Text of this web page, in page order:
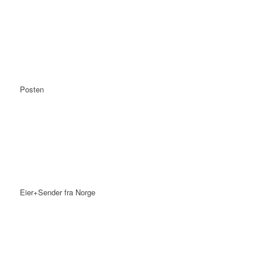
Posten
Eier+Sender fra Norge